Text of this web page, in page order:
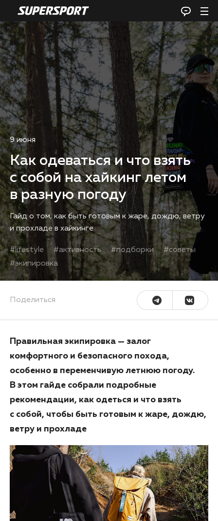
9 июня
Как одеваться и что взять
с собой на хайкинг летом
в разную погоду
Гайд о том, как быть готовым к жаре, дождю, ветру
и прохладе в хайкинге
#lifestyle #активность #подборки #советы
#экипировка
Поделиться
Правильная экипировка — залог
комфортного и безопасного похода,
особенно в переменчивую летнюю погоду.
В этом гайде собрали подробные
рекомендации, как одеться и что взять
с собой, чтобы быть готовым к жаре, дождю,
ветру и прохладе